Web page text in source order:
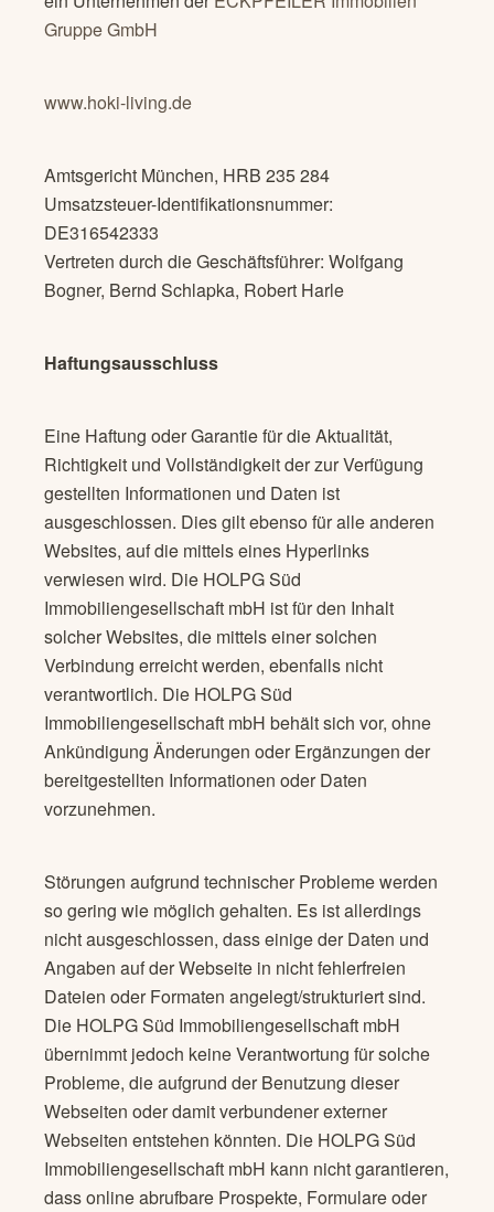
Gruppe GmbH
www.hoki-living.de
Amtsgericht München, HRB 235 284
Umsatzsteuer-Identifikationsnummer:
DE316542333
Vertreten durch die Geschäftsführer: Wolfgang
Bogner, Bernd Schlapka, Robert Harle
Haftungsausschluss
Eine Haftung oder Garantie für die Aktualität,
Richtigkeit und Vollständigkeit der zur Verfügung
gestellten Informationen und Daten ist
ausgeschlossen. Dies gilt ebenso für alle anderen
Websites, auf die mittels eines Hyperlinks
verwiesen wird. Die HOLPG Süd
Immobiliengesellschaft mbH ist für den Inhalt
solcher Websites, die mittels einer solchen
Verbindung erreicht werden, ebenfalls nicht
verantwortlich. Die HOLPG Süd
Immobiliengesellschaft mbH behält sich vor, ohne
Ankündigung Änderungen oder Ergänzungen der
bereitgestellten Informationen oder Daten
vorzunehmen.
Störungen aufgrund technischer Probleme werden
so gering wie möglich gehalten. Es ist allerdings
nicht ausgeschlossen, dass einige der Daten und
Angaben auf der Webseite in nicht fehlerfreien
Dateien oder Formaten angelegt/strukturiert sind.
Die HOLPG Süd Immobiliengesellschaft mbH
übernimmt jedoch keine Verantwortung für solche
Probleme, die aufgrund der Benutzung dieser
Webseiten oder damit verbundener externer
Webseiten entstehen könnten. Die HOLPG Süd
Immobiliengesellschaft mbH kann nicht garantieren,
dass online abrufbare Prospekte, Formulare oder